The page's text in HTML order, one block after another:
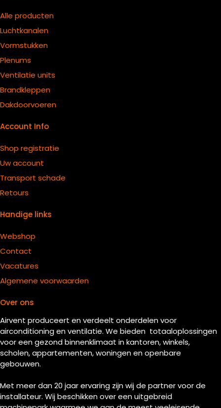
Alle producten
Luchtkanalen
Vormstukken
Plenums
Ventilatie units
Brandkleppen
Dakdoorvoeren
Account Info
Shop registratie
Uw account
Transport schade
Retours
Handige links
Webshop
Contact
Vacatures
Algemene voorwaarden
Over ons
Airvent produceert en verdeelt onderdelen voor
airconditioning en ventilatie. We bieden totaaloplossingen
voor een gezond binnenklimaat in kantoren, winkels,
scholen, appartementen, woningen en openbare
gebouwen.
Met meer dan 20 jaar ervaring zijn wij de partner voor de
installateur. Wij beschikken over een uitgebreid